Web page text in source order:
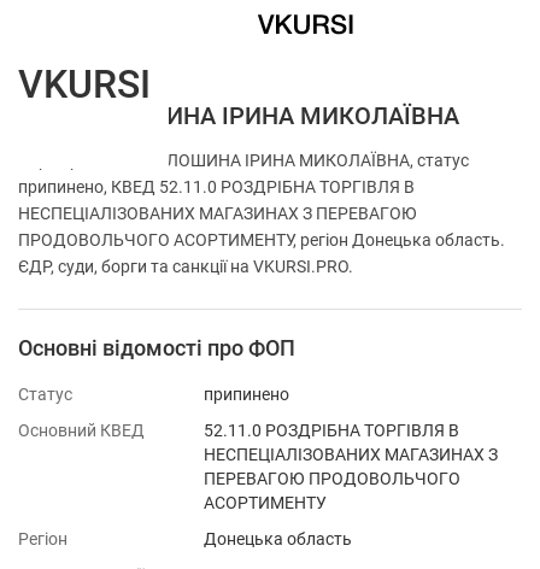
ФОП ВОЛОШИНА ІРИНА МИКОЛАЇВНА
Перевірка ФОП ВОЛОШИНА ІРИНА МИКОЛАЇВНА, статус
припинено, КВЕД 52.11.0 РОЗДРІБНА ТОРГІВЛЯ В
НЕСПЕЦІАЛІЗОВАНИХ МАГАЗИНАХ З ПЕРЕВАГОЮ
ПРОДОВОЛЬЧОГО АСОРТИМЕНТУ, регіон Донецька область.
ЄДР, суди, борги та санкції на VKURSI.PRO.
Основні відомості про ФОП
Статус
припинено
Основний КВЕД
52.11.0 РОЗДРІБНА ТОРГІВЛЯ В
НЕСПЕЦІАЛІЗОВАНИХ МАГАЗИНАХ З
ПЕРЕВАГОЮ ПРОДОВОЛЬЧОГО
АСОРТИМЕНТУ
Регіон
Донецька область
VKURSI